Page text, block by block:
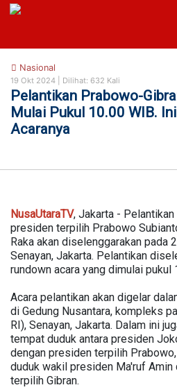
https://nusautaratv.com/
Nasional
19 Okt 2024 | Dilihat: 632 Kali
Pelantikan Prabowo-
Mulai Pukul 10.00 WIB.
Acaranya
NusaUtaraTV, Jakarta -
presiden terpilih Prabowo
Raka akan diselenggarakan pada
Senayan, Jakarta. Pelantikan
rundown acara yang dimulai pukul
Acara pelantikan akan digelar
di Gedung Nusantara, kompleks
RI), Senayan, Jakarta. Dalam ini
tempat duduk antara presiden
dengan presiden terpilih
duduk wakil presiden Ma'ruf
terpilih Gibran.